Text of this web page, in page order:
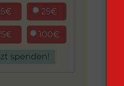
25€
100€